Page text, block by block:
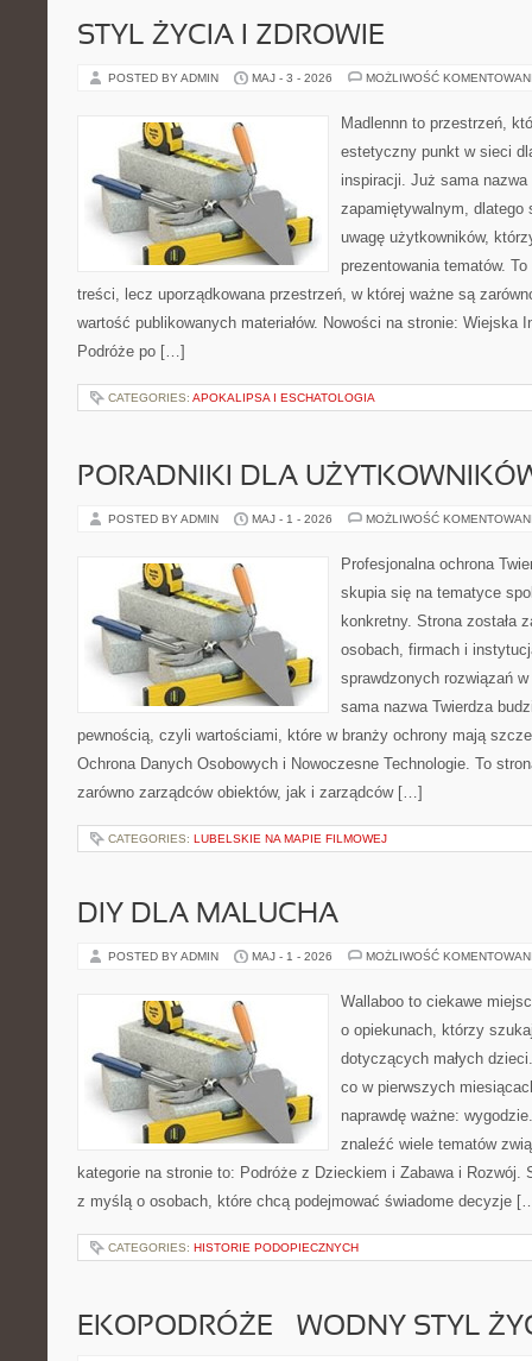
STYL ŻYCIA I ZDROWIE
POSTED BY ADMIN MAJ - 3 - 2026 MOŻLIWOŚĆ
Madlennn to przestrzeń,
estetyczny punkt w sieci
inspiracji. Już sama
zapamiętywalnym, dlatego
uwagę użytkowników,
prezentowania tematów.
treści, lecz uporządkowana przestrzeń, w której ważne są
wartość publikowanych materiałów. Nowości na stronie: Wiejska
Podróże po […]
CATEGORIES: APOKALIPSA I ESCHATOLOGIA
PORADNIKI DLA
POSTED BY ADMIN MAJ - 1 - 2026 MOŻLIWOŚĆ
Profesjonalna ochrona
skupia się na tematyce
konkretny. Strona została
osobach, firmach i
sprawdzonych rozwiązań
sama nazwa Twierdza
pewnością, czyli wartościami, które w branży ochrony mają
Ochrona Danych Osobowych i Nowoczesne Technologie. To
zarówno zarządców obiektów, jak i zarządców […]
CATEGORIES: LUBELSKIE NA MAPIE FILMOWEJ
DIY DLA MALUCHA
POSTED BY ADMIN MAJ - 1 - 2026 MOŻLIWOŚĆ
Wallaboo to ciekawe
o opiekunach, którzy
dotyczących małych
co w pierwszych
naprawdę ważne:
znaleźć wiele tematów
kategorie na stronie to: Podróże z Dzieckiem i Zabawa i Rozwój.
z myślą o osobach, które chcą podejmować świadome decyzje
CATEGORIES: HISTORIE PODOPIECZNYCH
EKOPODRÓŻE – WODNY STYL